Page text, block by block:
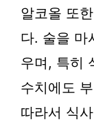
알코올 또
다. 술을 마
우며, 특히
수치에도
따라서 식